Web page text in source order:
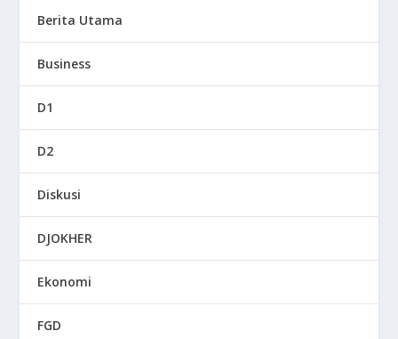
Berita Utama
Business
D1
D2
Diskusi
DJOKHER
Ekonomi
FGD